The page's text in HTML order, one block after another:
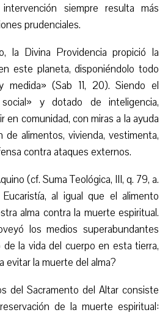
siempre resulta más
prudenciales.
la Divina Providencia propició la
este planeta, disponiéndolo todo
medida» (Sab 11, 20). Siendo el
y dotado de inteligencia,
en comunidad, con miras a la ayuda
alimentos, vivienda, vestimenta,
contra ataques externos.
(cf. Suma Teológica, III, q. 79, a.
al igual que el alimento
alma contra la muerte espiritual.
los medios superabundantes
la vida del cuerpo en esta tierra,
evitar la muerte del alma?
del Sacramento del Altar consiste
de la muerte espiritual: